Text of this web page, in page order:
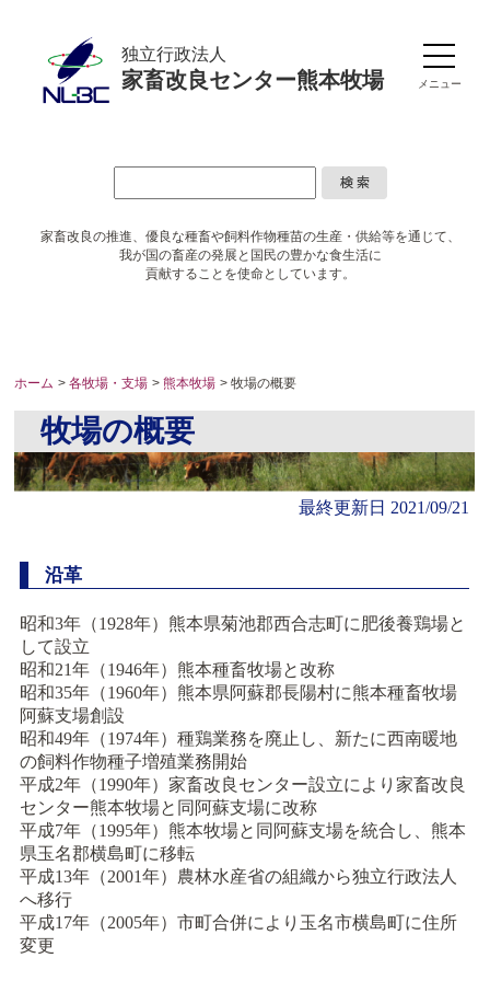
独立行政法人
家畜改良センター熊本牧場 メニュー
家畜改良の推進、優良な種畜や飼料作物種苗の生産・供給等を通じて、
我が国の畜産の発展と国民の豊かな食生活に
貢献することを使命としています。
ホーム >各牧場・支場 >熊本牧場 > 牧場の概要
牧場の概要
最終更新日 2021/09/21
沿革
昭和3年（1928年）熊本県菊池郡西合志町に肥後養鶏場と
して設立
昭和21年（1946年）熊本種畜牧場と改称
昭和35年（1960年）熊本県阿蘇郡長陽村に熊本種畜牧場
阿蘇支場創設
昭和49年（1974年）種鶏業務を廃止し、新たに西南暖地
の飼料作物種子増殖業務開始
平成2年（1990年）家畜改良センター設立により家畜改良
センター熊本牧場と同阿蘇支場に改称
平成7年（1995年）熊本牧場と同阿蘇支場を統合し、熊本
県玉名郡横島町に移転
平成13年（2001年）農林水産省の組織から独立行政法人
へ移行
平成17年（2005年）市町合併により玉名市横島町に住所
変更